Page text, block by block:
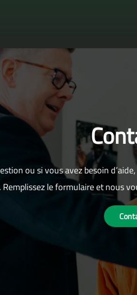
ou si vous avez besoin
Remplissez le formulaire et nous